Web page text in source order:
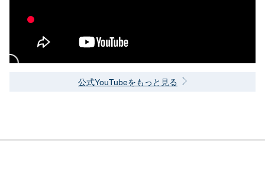
公式YouTubeをもっと見る